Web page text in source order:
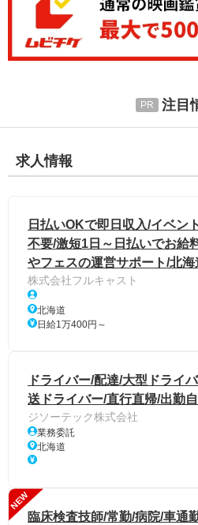
注目
求人情報
日払いOKで即日収入/イベン
不要/激短1日～日払いでお給
やフェスの運営サポート/北海
株式会社フルキャスト
北海道
日給1万400円～
ドライバー/配達/大型ドライ
送ドライバー/直行直帰/出勤
ジソーテック株式会社
業務委託
北海道
NEW
臨床検査技師/常勤/病院/車通